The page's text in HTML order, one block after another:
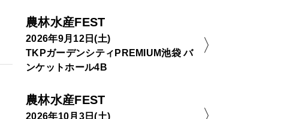
農林水産FEST
2026年9月12日(土)
TKPガーデンシティPREMIUM池袋 バ
ンケットホール4B
農林水産FEST
2026年10月3日(土)